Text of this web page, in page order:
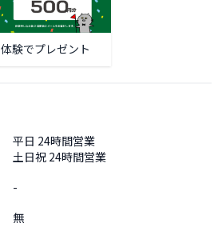
体験でプレゼント
平日 24時間営業
土日祝 24時間営業
-
無